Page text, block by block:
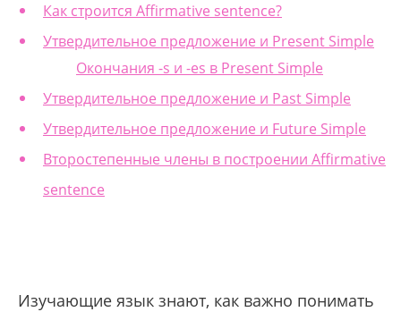
Как строится Affirmative sentence?
Утвердительное предложение и Present Simple
Окончания -s и -es в Present Simple
Утвердительное предложение и Past Simple
Утвердительное предложение и Future Simple
Второстепенные члены в построении Affirmative
sentence
Изучающие язык знают, как важно понимать